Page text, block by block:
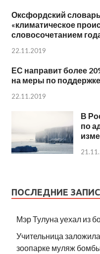
Оксфордский
«климатическое
словосочетанием
22.11.2019
ЕС направит более
на меры по
22.11.2019
В
по
ПОСЛЕДНИЕ
Мэр Тулуна уехал из
Учительница
зоопарке муляж